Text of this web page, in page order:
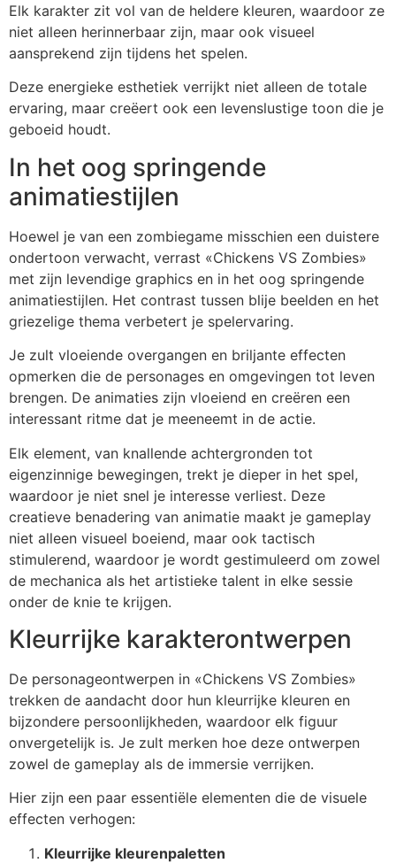
Elk karakter zit vol van de heldere kleuren, waardoor ze
niet alleen herinnerbaar zijn, maar ook visueel
aansprekend zijn tijdens het spelen.
Deze energieke esthetiek verrijkt niet alleen de totale
ervaring, maar creëert ook een levenslustige toon die je
geboeid houdt.
In het oog springende
animatiestijlen
Hoewel je van een zombiegame misschien een duistere
ondertoon verwacht, verrast «Chickens VS Zombies»
met zijn levendige graphics en in het oog springende
animatiestijlen. Het contrast tussen blije beelden en het
griezelige thema verbetert je spelervaring.
Je zult vloeiende overgangen en briljante effecten
opmerken die de personages en omgevingen tot leven
brengen. De animaties zijn vloeiend en creëren een
interessant ritme dat je meeneemt in de actie.
Elk element, van knallende achtergronden tot
eigenzinnige bewegingen, trekt je dieper in het spel,
waardoor je niet snel je interesse verliest. Deze
creatieve benadering van animatie maakt je gameplay
niet alleen visueel boeiend, maar ook tactisch
stimulerend, waardoor je wordt gestimuleerd om zowel
de mechanica als het artistieke talent in elke sessie
onder de knie te krijgen.
Kleurrijke karakterontwerpen
De personageontwerpen in «Chickens VS Zombies»
trekken de aandacht door hun kleurrijke kleuren en
bijzondere persoonlijkheden, waardoor elk figuur
onvergetelijk is. Je zult merken hoe deze ontwerpen
zowel de gameplay als de immersie verrijken.
Hier zijn een paar essentiële elementen die de visuele
effecten verhogen:
Kleurrijke kleurenpaletten